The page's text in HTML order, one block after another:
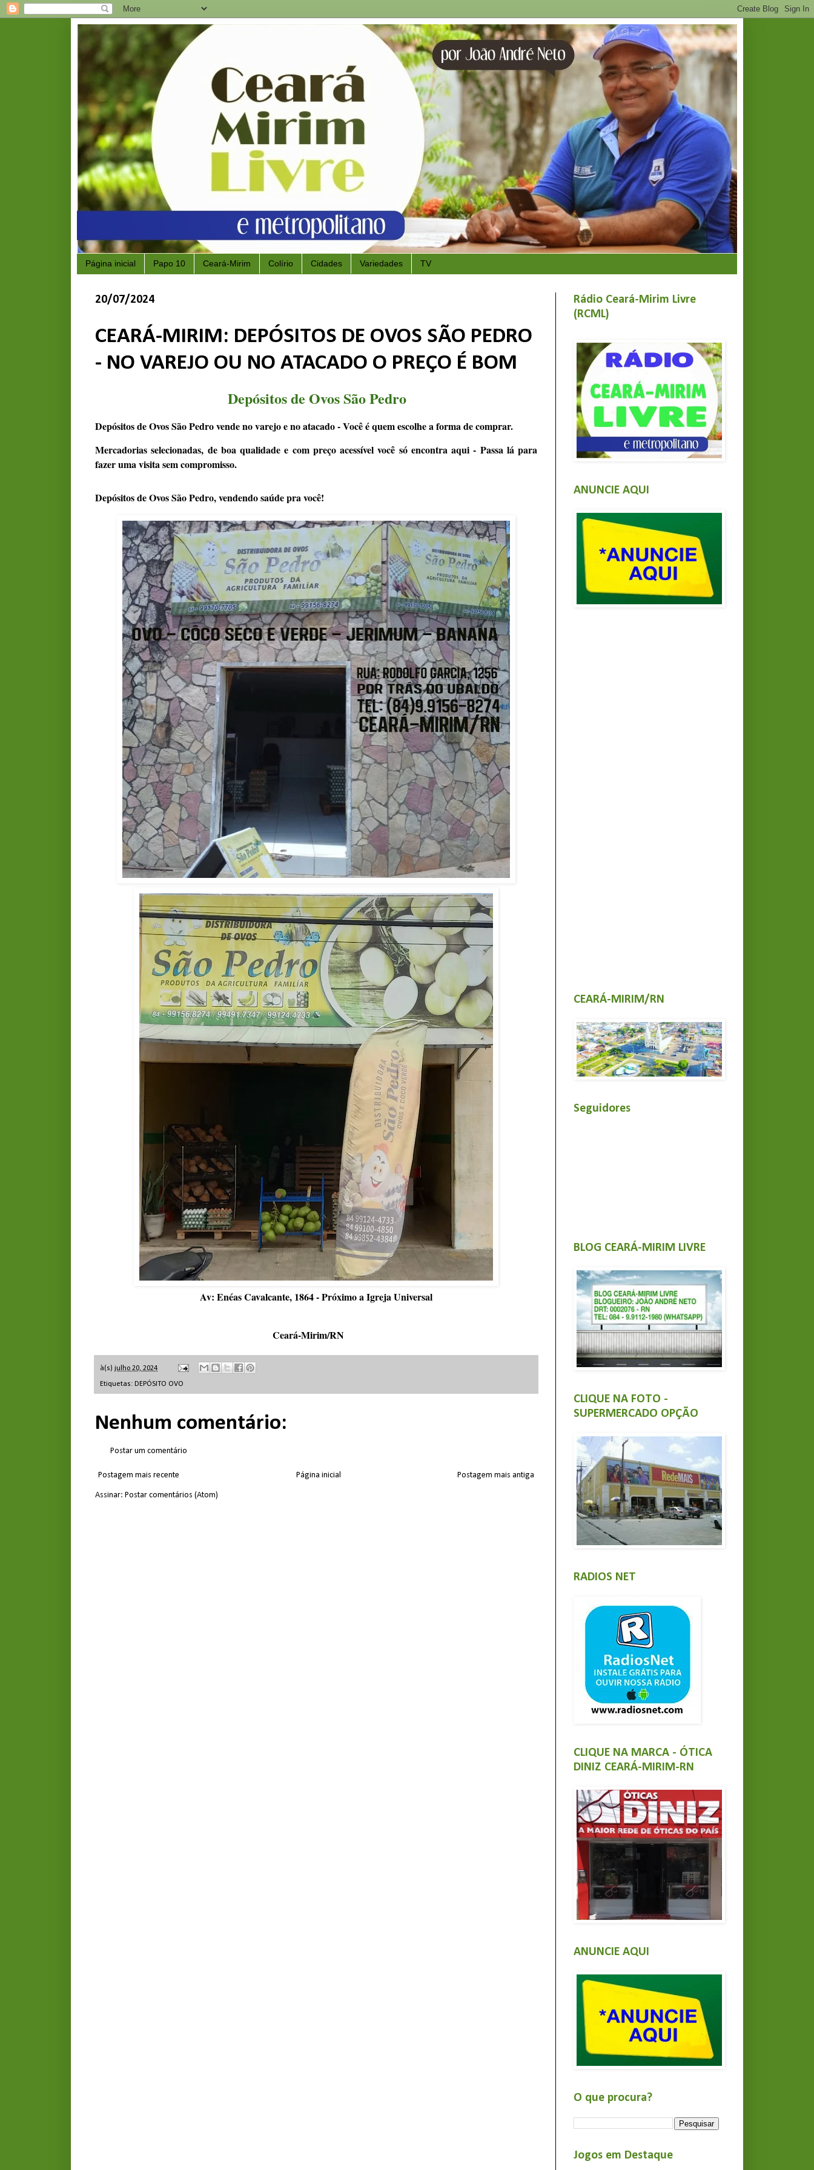
Página inicial Papo 10 Ceará-Mirim Colírio Cidades Variedades TV
20/07/2024
CEARÁ-MIRIM: DEPÓSITOS DE OVOS SÃO PEDRO
- NO VAREJO OU NO ATACADO O PREÇO É BOM
Depósitos de Ovos São Pedro
Depósitos de Ovos São Pedro vende no varejo e no atacado - Você é quem escolhe a forma de comprar.
Mercadorias selecionadas, de boa qualidade e com preço acessível você só encontra aqui - Passa lá para
fazer uma visita sem compromisso.
Depósitos de Ovos São Pedro, vendendo saúde pra você!
Av: Enéas Cavalcante, 1864 - Próximo a Igreja Universal
Ceará-Mirim/RN
à(s) julho 20, 2024
Etiquetas: DEPÓSITO OVO
Nenhum comentário:
Postar um comentário
Postagem mais recente Postagem mais antiga
Página inicial
Assinar: Postar comentários (Atom)
Rádio Ceará-Mirim Livre
(RCML)
ANUNCIE AQUI
CEARÁ-MIRIM/RN
Seguidores
BLOG CEARÁ-MIRIM LIVRE
CLIQUE NA FOTO -
SUPERMERCADO OPÇÃO
RADIOS NET
CLIQUE NA MARCA - ÓTICA
DINIZ CEARÁ-MIRIM-RN
ANUNCIE AQUI
O que procura?
Jogos em Destaque